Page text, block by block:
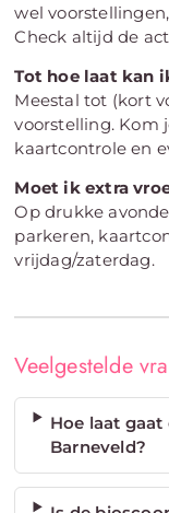
wel
Check altijd de
Tot hoe laat kan
Meestal tot (kort
voorstelling. Kom
kaartcontrole en
Moet ik extra
Op drukke
parkeren,
vrijdag/zaterdag.
Veelgestelde
Hoe laat
Barneveld?